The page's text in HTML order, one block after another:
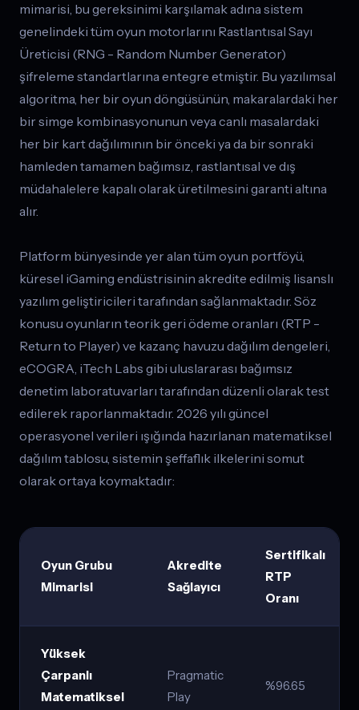
mimarisi, bu gereksinimi karşılamak adına sistem
genelindeki tüm oyun motorlarını Rastlantısal Sayı
Üreticisi (RNG - Random Number Generator)
şifreleme standartlarına entegre etmiştir. Bu yazılımsal
algoritma, her bir oyun döngüsünün, makaralardaki her
bir simge kombinasyonunun veya canlı masalardaki
her bir kart dağılımının bir önceki ya da bir sonraki
hamleden tamamen bağımsız, rastlantısal ve dış
müdahalelere kapalı olarak üretilmesini garanti altına
alır.
Platform bünyesinde yer alan tüm oyun portföyü,
küresel iGaming endüstrisinin akredite edilmiş lisanslı
yazılım geliştiricileri tarafından sağlanmaktadır. Söz
konusu oyunların teorik geri ödeme oranları (RTP -
Return to Player) ve kazanç havuzu dağılım dengeleri,
eCOGRA, iTech Labs gibi uluslararası bağımsız
denetim laboratuvarları tarafından düzenli olarak test
edilerek raporlanmaktadır. 2026 yılı güncel
operasyonel verileri ışığında hazırlanan matematiksel
dağılım tablosu, sistemin şeffaflık ilkelerini somut
olarak ortaya koymaktadır:
Oyun Grubu
Mimarisi
Akredite
Sağlayıcı
Sertifikalı
RTP
Oranı
Yüksek
Çarpanlı
Matematiksel
Pragmatic
Play
%96.65